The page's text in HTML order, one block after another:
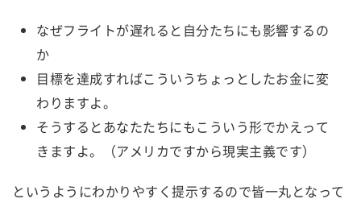
なぜフライトが遅れると自分たちにも影響するの
か
目標を達成すればこういうちょっとしたお金に変
わりますよ。
そうするとあなたたちにもこういう形でかえって
きますよ。（アメリカですから現実主義です）
というようにわかりやすく提示するので皆一丸となって